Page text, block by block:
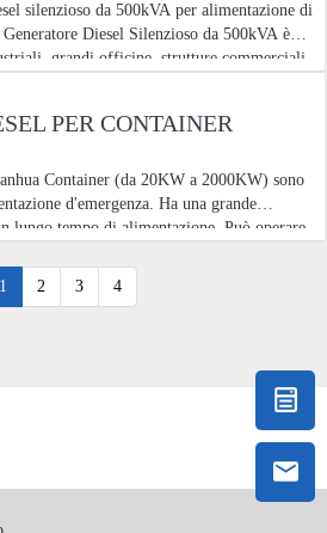
silenzioso da 500kVA per alimentazione di
grandi officine, strutture commerciali,
PER CONTAINER
Container (da 20KW a 2000KW) sono
d'emergenza. Ha una grande
lungo tempo di alimentazione. Può operare
1
2 3 4